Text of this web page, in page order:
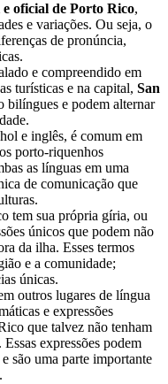
oficial de Porto Rico,
e variações. Ou seja, o
de pronúncia,
e compreendido em
turísticas e na capital, San
bilíngues e podem alternar
e inglês, é comum em
porto-riquenhos
as línguas em uma
de comunicação que
tem sua própria gíria, ou
únicos que podem não
da ilha. Esses termos
e a comunidade;
únicas.
outros lugares de língua
e expressões
que talvez não tenham
expressões podem
são uma parte importante